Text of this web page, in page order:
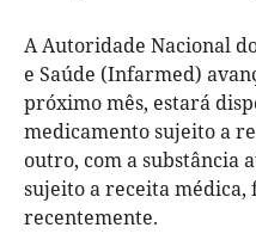
A Autoridade Nacional
e Saúde (Infarmed)
próximo mês, estará
medicamento sujeito a
outro, com a substância
sujeito a receita
recentemente.